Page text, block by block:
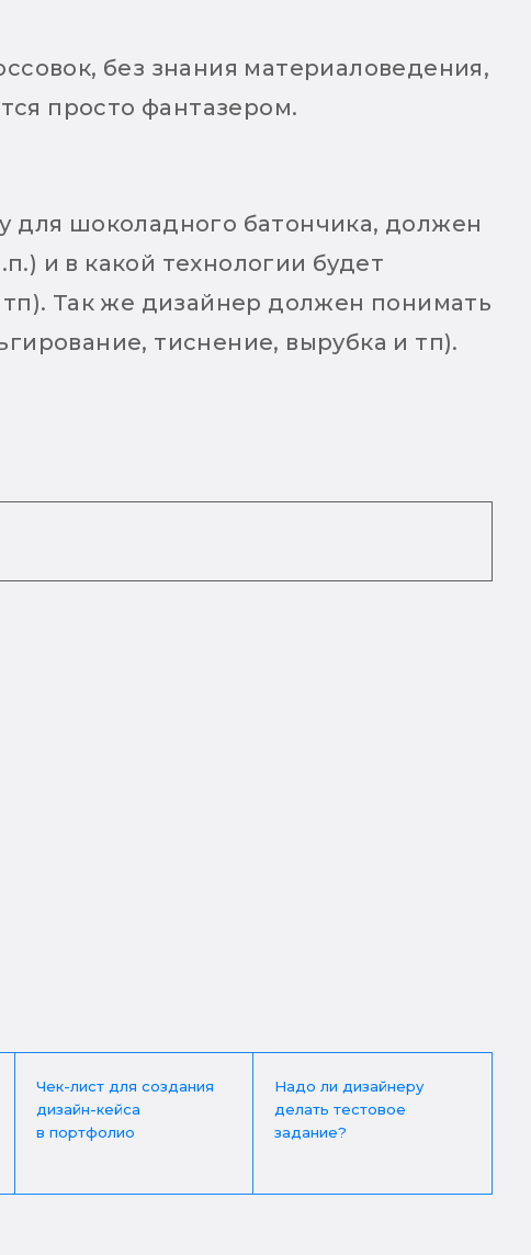
без знания материаловедения,
просто фантазером.
для шоколадного батончика, должен
и в какой технологии будет
Так же дизайнер должен понимать
тиснение, вырубка и тп).
быть знаком с принципами
Чек-лист для создания
дизайн-кейса
в портфолио
Надо ли дизайнеру
делать тестовое
задание?